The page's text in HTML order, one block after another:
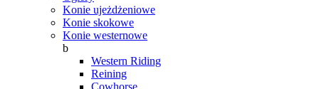
Konie ujeżdżeniowe
Konie skokowe
Konie westernowe
b
Western Riding
Reining
Cowhorse